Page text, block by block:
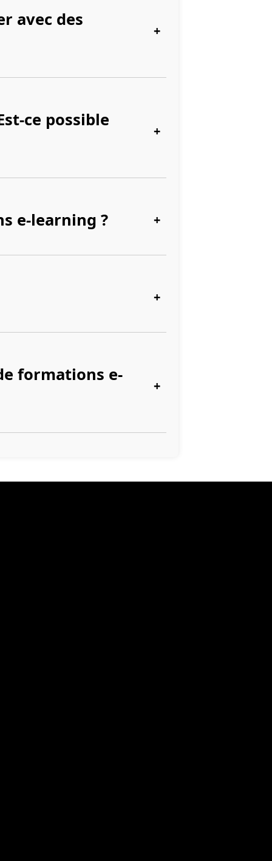
avec des
+
ce possible
+
e-learning ? +
+
formations e-
+